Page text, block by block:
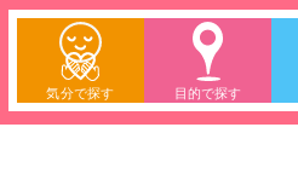
気分で探す 目的で探す